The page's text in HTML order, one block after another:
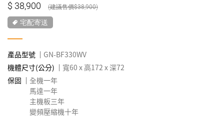
38,900 38,900
宅配寄送
產品型號
GN-BF330WV
機體尺寸(公分)
寬60 x 高172 x 深72
保固
全機一年
馬達一年
主機板三年
變頻壓縮機十年